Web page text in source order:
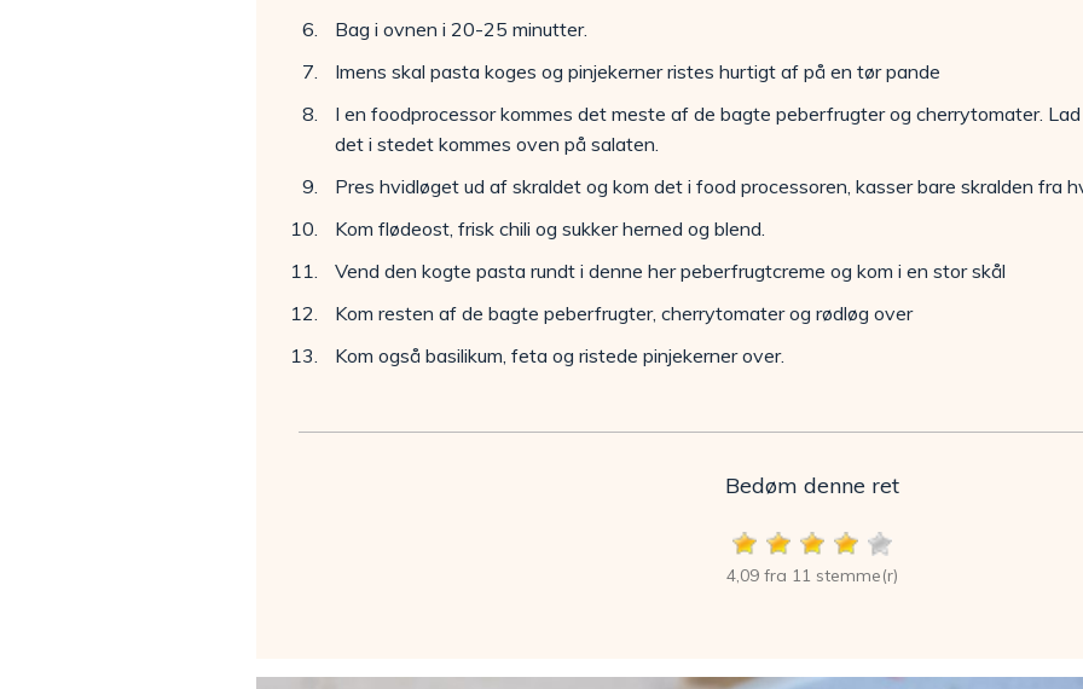
Bag i ovnen i 20-25 minutter.
Imens skal pasta koges og pinjekerner ristes hurtigt af på en tør pande
I en foodprocessor kommes det meste af de bagte peberfrugter og cherrytomater.
det i stedet kommes oven på salaten.
Pres hvidløget ud af skraldet og kom det i food processoren, kasser bare skralden fra
Kom flødeost, frisk chili og sukker herned og blend.
Vend den kogte pasta rundt i denne her peberfrugtcreme og kom i en stor skål
Kom resten af de bagte peberfrugter, cherrytomater og rødløg over
Kom også basilikum, feta og ristede pinjekerner over.
Bedøm denne ret
4,09 fra 11 stemme(r)